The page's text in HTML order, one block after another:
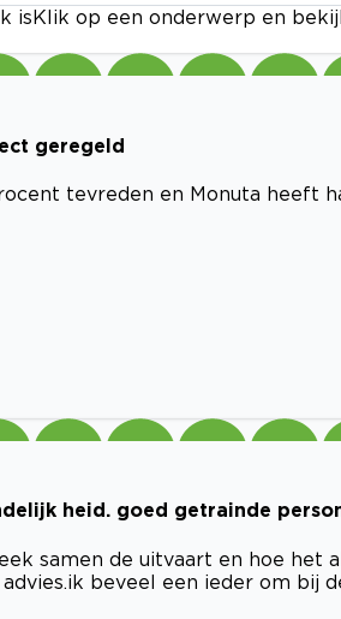
is Klik op een onderwerp en
geregeld
tevreden en Monuta heeft
heid. goed getrainde
samen de uitvaart en hoe het
beveel een ieder om bij